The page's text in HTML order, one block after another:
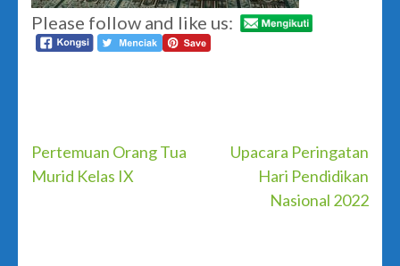
Please follow and like us:
Post
navigation
Pertemuan Orang Tua
Murid Kelas IX
Upacara Peringatan
Hari Pendidikan
Nasional 2022